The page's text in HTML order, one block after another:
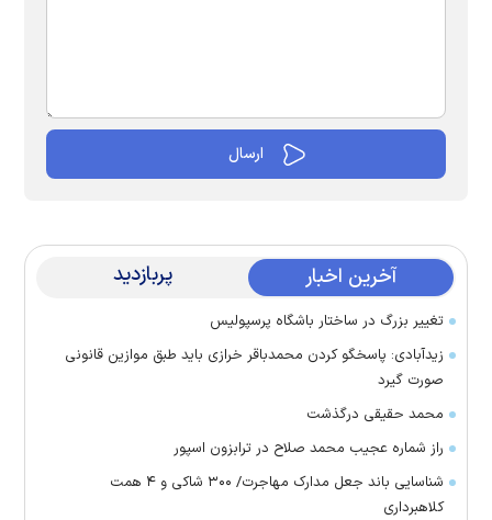
آخرین اخبار پربازدید
تغییر بزرگ در ساختار باشگاه پرسپولیس
زیدآبادی: پاسخگو کردن محمدباقر خرازی باید طبق موازین قانونی
صورت گیرد
محمد حقیقی درگذشت
راز شماره عجیب محمد صلاح در ترابزون اسپور
شناسایی باند جعل مدارک مهاجرت/ ۳۰۰ شاکی و ۴ همت
کلاهبرداری